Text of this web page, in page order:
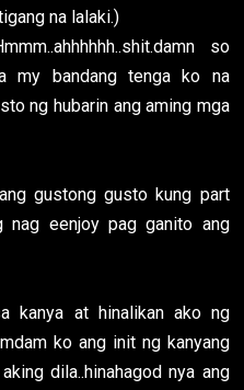
na lalaki.)
so
my bandang tenga ko na
ng hubarin ang aming mga
gustong gusto kung part
nag eenjoy pag ganito ang
kanya at hinalikan ako ng
ko ang init ng kanyang
dila..hinahagod nya ang